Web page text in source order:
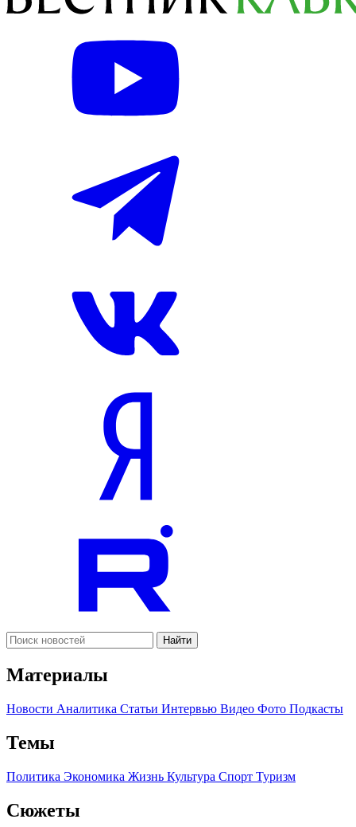
Найти
Материалы
Новости Аналитика Статьи Интервью Видео Фото Подкасты
Темы
Политика Экономика Жизнь Культура Спорт Туризм
Сюжеты